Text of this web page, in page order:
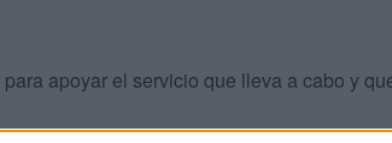
apoyar el servicio que lleva a cabo y